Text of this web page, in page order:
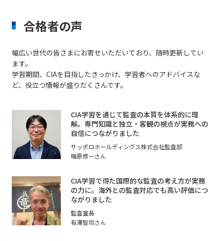
合格者の声
幅広い世代の皆さまにお寄せいただいており、随時更新してい
ます。
学習期間、CIAを目指したきっかけ、学習者へのアドバイスな
ど、役立つ情報が盛りだくさんです。
CIA学習を通じて監査の本質を体系的に理
解。専門知識と独立・客観の視点が実務への
自信につながりました
サッポロホールディングス株式会社監査部
梅原修一さん
CIA学習で得た国際的な監査の考え方が実務
の力に。海外との監査対応でも高い評価につ
ながりました
監査室長
有澤智司さん